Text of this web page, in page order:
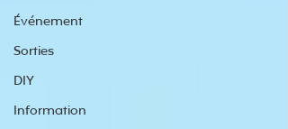
Événement
Sorties
DIY
Information